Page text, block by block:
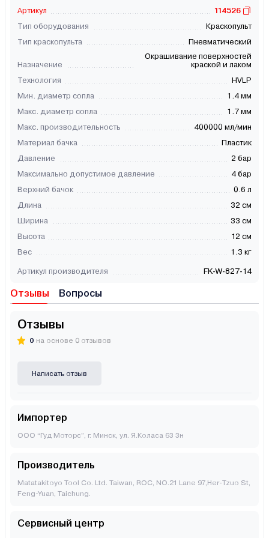
Артикул
114526
Тип оборудования
Краскопульт
Тип краскопульта
Пневматический
Назначение
Окрашивание поверхностей
краской и лаком
Технология
HVLP
Мин. диаметр сопла
1.4 мм
Макс. диаметр сопла
1.7 мм
Макс. производительность
400000 мл/мин
Материал бачка
Пластик
Давление
2 бар
Максимально допустимое давление
4 бар
Верхний бачок
0.6 л
Длина
32 см
Ширина
33 см
Высота
12 см
Вес
1.3 кг
Артикул производителя FK-W-827-14
Отзывы Вопросы
Отзывы
0 на основе 0 отзывов
Написать отзыв
Импортер
ООО “Гуд Моторс”, г. Минск, ул. Я.Коласа 63 3н
Производитель
Matatakitoyo Tool Co. Ltd. Taiwan, ROC, NO.21 Lane 97,Her-Tzuo St,
Feng-Yuan, Taichung.
Сервисный центр